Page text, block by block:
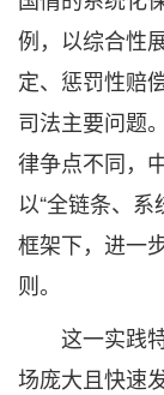
例，以综合性
定、惩罚性赔
司法主要问题
律争点不同，
以“全链条、
框架下，进一
则。
这一实践特
场庞大且快速